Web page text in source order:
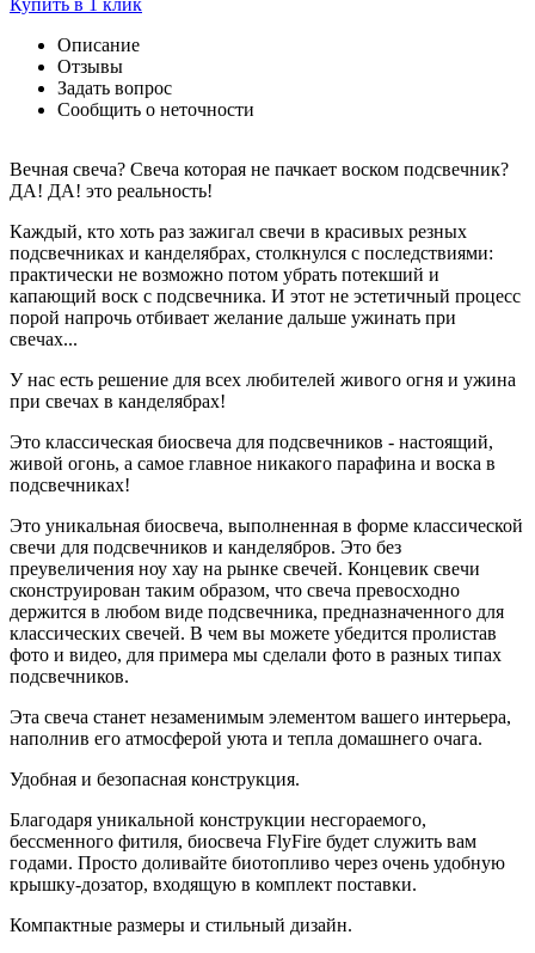
Описание
Отзывы
Задать вопрос
Сообщить о неточности
Вечная свеча? Свеча которая не пачкает воском подсвечник?
ДА! ДА! это реальность!
Каждый, кто хоть раз зажигал свечи в красивых резных
подсвечниках и канделябрах, столкнулся с последствиями:
практически не возможно потом убрать потекший и
капающий воск с подсвечника. И этот не эстетичный процесс
порой напрочь отбивает желание дальше ужинать при
свечах...
У нас есть решение для всех любителей живого огня и ужина
при свечах в канделябрах!
Это классическая биосвеча для подсвечников - настоящий,
живой огонь, а самое главное никакого парафина и воска в
подсвечниках!
Это уникальная биосвеча, выполненная в форме классической
свечи для подсвечников и канделябров. Это без
преувеличения ноу хау на рынке свечей. Концевик свечи
сконструирован таким образом, что свеча превосходно
держится в любом виде подсвечника, предназначенного для
классических свечей. В чем вы можете убедится пролистав
фото и видео, для примера мы сделали фото в разных типах
подсвечников.
Эта свеча станет незаменимым элементом вашего интерьера,
наполнив его атмосферой уюта и тепла домашнего очага.
Удобная и безопасная конструкция.
Благодаря уникальной конструкции несгораемого,
бессменного фитиля, биосвеча FlyFire будет служить вам
годами. Просто доливайте биотопливо через очень удобную
крышку-дозатор, входящую в комплект поставки.
Компактные размеры и стильный дизайн.